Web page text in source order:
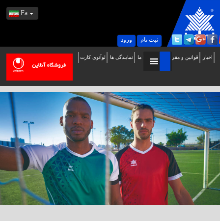
Fa
اخبار قوانین و مقررات تماس با ما نمایندگی ها لوآنوی کارت
ثبت نام ورود